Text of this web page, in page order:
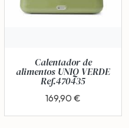
Calentador de
alimentos UNIQ VERDE
Ref.470435
169,90 €